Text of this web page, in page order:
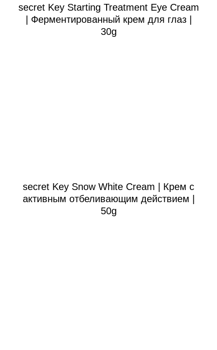
secret Key Starting Treatment Eye Cream
| Ферментированный крем для глаз |
30g
secret Key Snow White Cream | Крем с
активным отбеливающим действием |
50g